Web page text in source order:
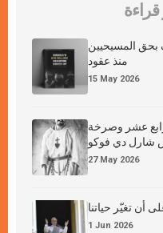
قراءة
بحق المسيحيين
منذ عقود
15 May 2026
عشر وصرخة
شارل دي فوكو
27 May 2026
أن تغيّر حياتنا
1 Jun 2026